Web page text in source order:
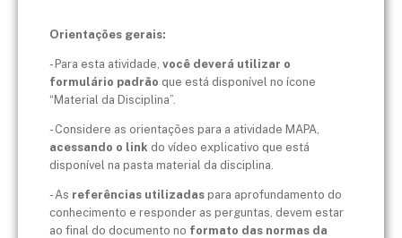
Orientações gerais:
- Para esta atividade, você deverá utilizar o
formulário padrão que está disponível no ícone
“Material da Disciplina”.
- Considere as orientações para a atividade MAPA,
acessando o link do vídeo explicativo que está
disponível na pasta material da disciplina.
- As referências utilizadas para aprofundamento do
conhecimento e responder as perguntas, devem estar
ao final do documento no formato das normas da